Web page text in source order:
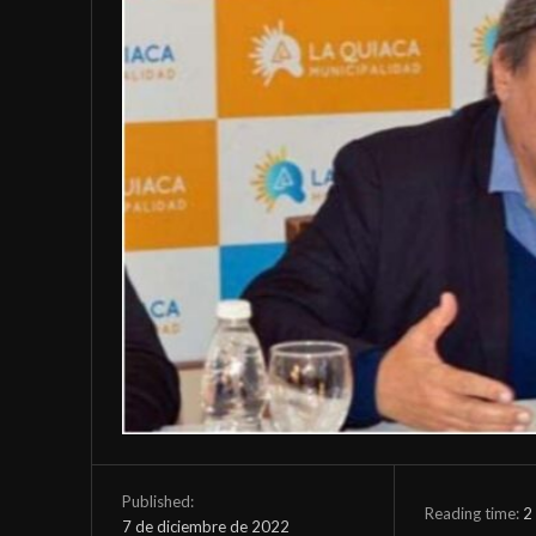
Published:
7 de diciembre de 2022
Reading time: 2